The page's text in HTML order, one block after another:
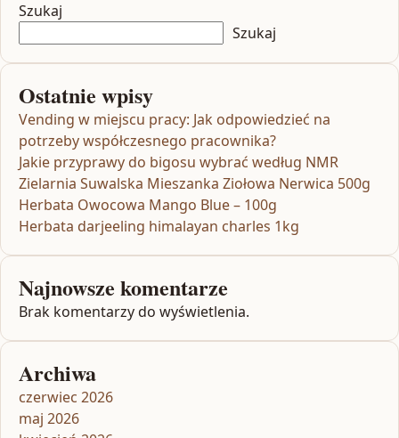
Szukaj
Szukaj
Ostatnie wpisy
Vending w miejscu pracy: Jak odpowiedzieć na
potrzeby współczesnego pracownika?
Jakie przyprawy do bigosu wybrać według NMR
Zielarnia Suwalska Mieszanka Ziołowa Nerwica 500g
Herbata Owocowa Mango Blue – 100g
Herbata darjeeling himalayan charles 1kg
Najnowsze komentarze
Brak komentarzy do wyświetlenia.
Archiwa
czerwiec 2026
maj 2026